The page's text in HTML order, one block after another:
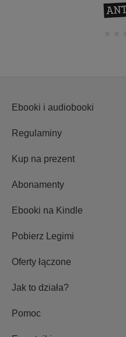
Ebooki i audiobooki
Regulaminy
Kup na prezent
Abonamenty
Ebooki na Kindle
Pobierz Legimi
Oferty łączone
Jak to działa?
Pomoc